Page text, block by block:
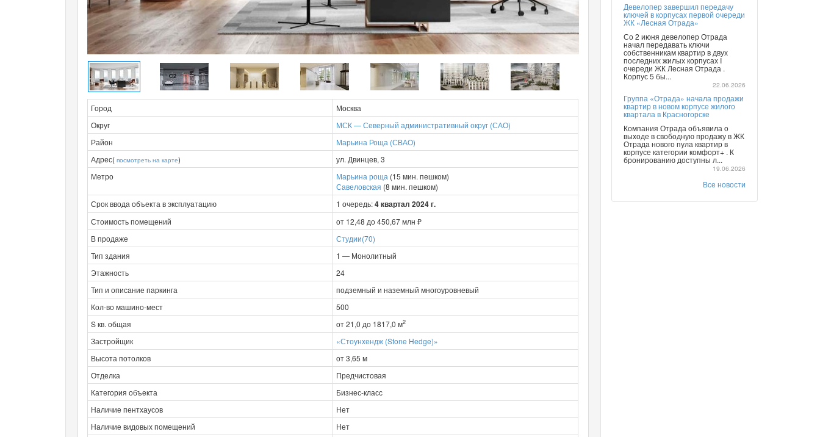
Город
Москва
Округ
МСК — Северный административный округ (САО)
Район
Марьина Роща (СВАО)
Адрес( посмотреть на карте)
ул. Двинцев, 3
Метро
Марьина роща (15 мин. пешком)
Савеловская (8 мин. пешком)
Срок ввода объекта в эксплуатацию
1 очередь:4 квартал 2024 г.
Стоимость помещений
от 12,48 до 450,67 млн ₽
В продаже
Студии(70)
Тип здания
1 — Монолитный
Этажность
24
Тип и описание паркинга
подземный и наземный многоуровневый
Кол-во машино-мест
500
S кв. общая
от 21,0 до 1817,0 м2
Застройщик
«Стоунхендж (Stone Hedge)»
Высота потолков
от 3,65 м
Отделка
Предчистовая
Категория объекта
Бизнес-класс
Наличие пентхаусов
Нет
Наличие видовых помещений
Нет
Девелопер завершил передачу
ключей в корпусах первой очереди
ЖК «Лесная Отрада»
Со 2 июня девелопер Отрада
начал передавать ключи
собственникам квартир в двух
последних жилых корпусах I
очереди ЖК Лесная Отрада .
Корпус 5 бы...
22.06.2026
Группа «Отрада» начала продажи
квартир в новом корпусе жилого
квартала в Красногорске
Компания Отрада объявила о
выходе в свободную продажу в ЖК
Отрада нового пула квартир в
корпусе категории комфорт+ . К
бронированию доступны л...
19.06.2026
Все новости